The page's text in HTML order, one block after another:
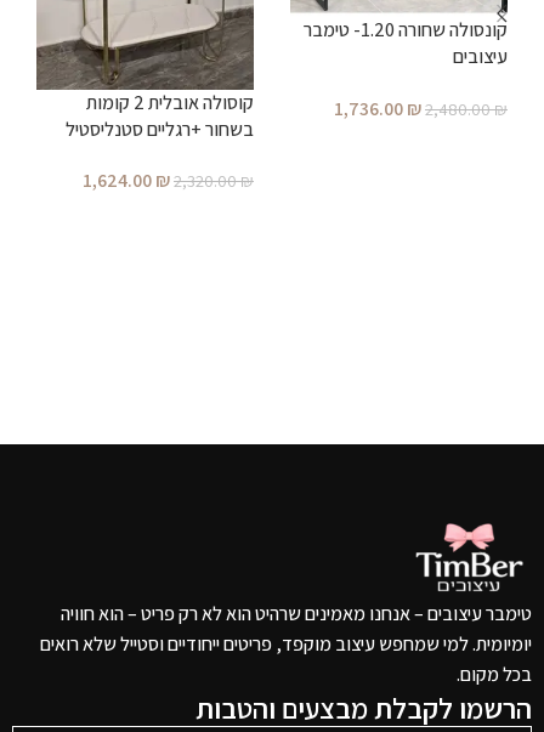
קונסולה שחורה 1.20- טימבר
עיצובים
2,480.00₪
1,736.00₪
קוסולה אובלית 2 קומות
בשחור +רגליים סטנליסטיל
2,320.00₪
1,624.00₪
טימבר עיצובים – אנחנו מאמינים שרהיט הוא לא רק פריט – הוא חוויה
יומיומית. למי שמחפש עיצוב מוקפד, פריטים ייחודיים וסטייל שלא רואים
בכל מקום.
הרשמו לקבלת מבצעים והטבות